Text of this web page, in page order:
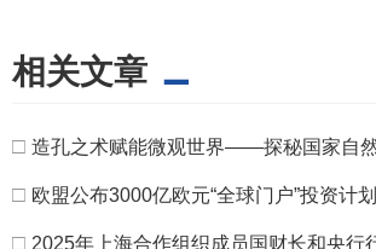
相关文章
□ 造孔之术赋能微观世界——探秘国家自
□ 欧盟公布3000亿欧元“全球门户”投资计
□ 2025年上海合作组织成员国财长和央行